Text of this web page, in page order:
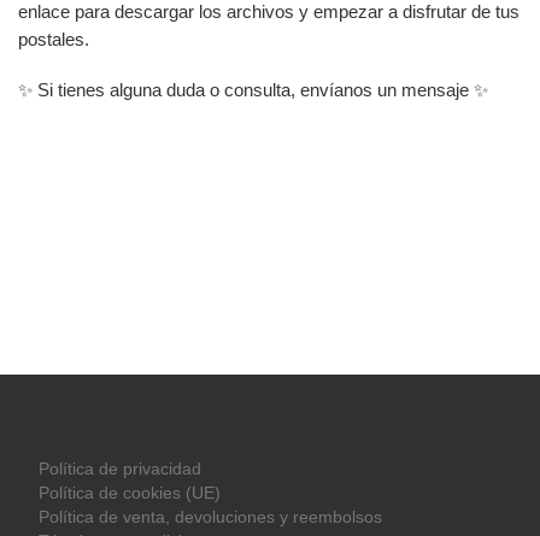
enlace para descargar los archivos y empezar a disfrutar de tus
postales.
✨ Si tienes alguna duda o consulta, envíanos un mensaje ✨
Política de privacidad
Política de cookies (UE)
Política de venta, devoluciones y reembolsos